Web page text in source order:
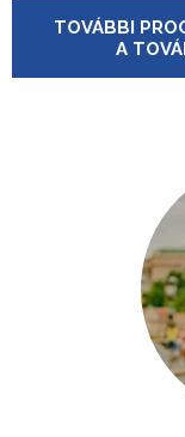
TOVÁBBI
A